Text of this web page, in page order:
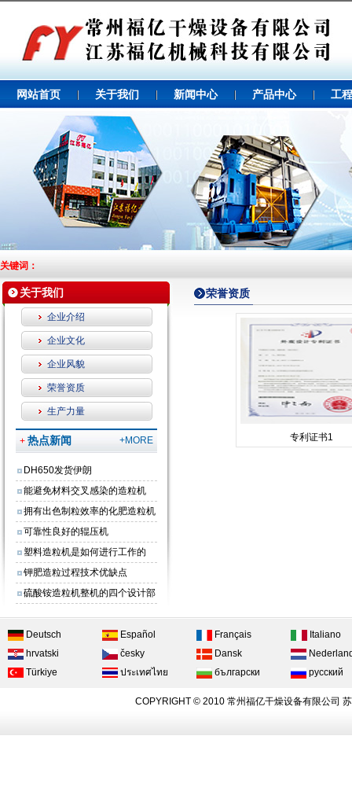
网站首页 关于我们 新闻中心 产品中心 工
关键词：
关于我们
企业介绍
企业文化
企业风貌
荣誉资质
生产力量
+MORE
+ 热点新闻
DH650发货伊朗
能避免材料交叉感染的造粒机
拥有出色制粒效率的化肥造粒机
可靠性良好的辊压机
塑料造粒机是如何进行工作的
钾肥造粒过程技术优缺点
硫酸铵造粒机整机的四个设计部
荣誉资质
专利证书1
Deutsch Español Français
Italiano
hrvatski
česky Dansk
Türkiye
ประเทศไทย български русский
COPYRIGHT © 2010 常州福亿干燥设备有限公司